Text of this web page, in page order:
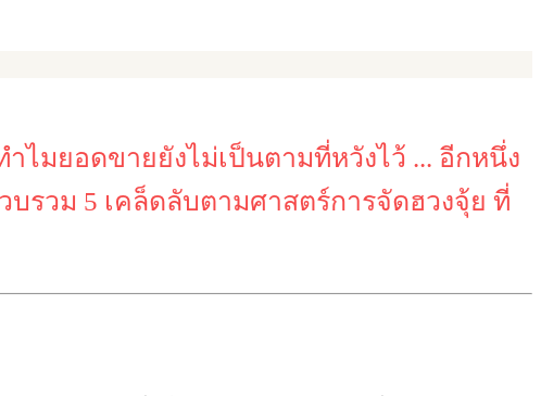
มยอดขายยังไม่เป็นตามที่หวังไว้ ... อีกหนึ่ง
วบรวม 5 เคล็ดลับตามศาสตร์การจัดฮวงจุ้ย ที่